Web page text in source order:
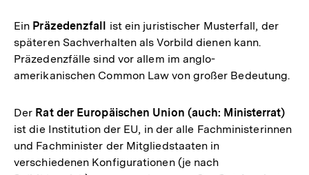
Ein Präzedenzfall ist ein juristischer Musterfall, der
späteren Sachverhalten als Vorbild dienen kann.
Präzedenzfälle sind vor allem im anglo-
amerikanischen Common Law von großer Bedeutung.
Der Rat der Europäischen Union (auch: Ministerrat)
ist die Institution der EU, in der alle Fachministerinnen
und Fachminister der Mitgliedstaaten in
verschiedenen Konfigurationen (je nach